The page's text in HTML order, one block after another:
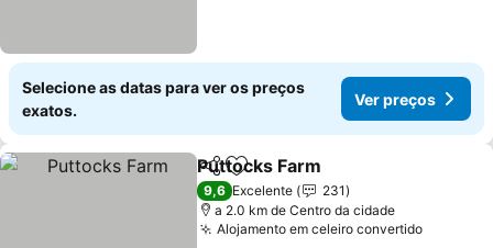
Selecione as datas para ver os preços
exatos.
Ver preços
PartilharAdicionar aos favoritos
Puttocks Farm
9,6 Excelente
231
a 2.0 km de Centro da cidade
Alojamento em celeiro convertidoVer